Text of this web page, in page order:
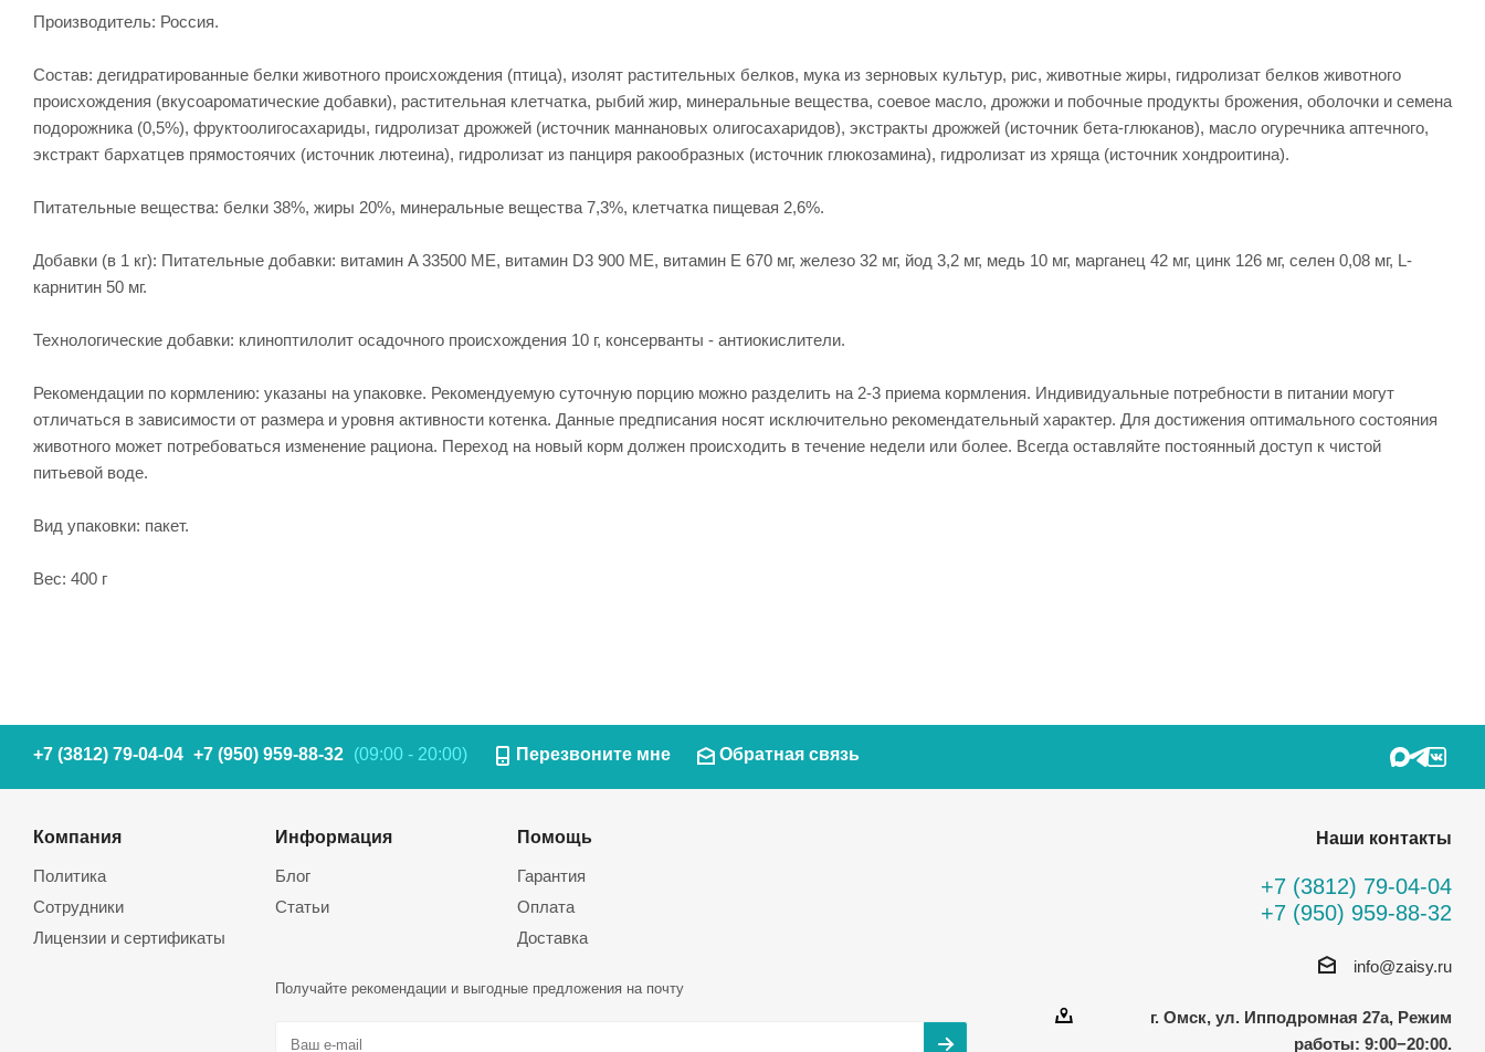
Производитель: Россия.
Состав: дегидратированные белки животного происхождения (птица), изолят растительных белков, мука из зерновых культур, рис, животные жиры, гидролизат белков животного
происхождения (вкусоароматические добавки), растительная клетчатка, рыбий жир, минеральные вещества, соевое масло, дрожжи и побочные продукты брожения, оболочки и семена
подорожника (0,5%), фруктоолигосахариды, гидролизат дрожжей (источник мaннановых олигосахаридов), экстракты дрожжей (источник бета-глюканов), масло огуречника аптечного,
экстракт бархатцев прямостоячих (источник лютеина), гидролизат из панциря ракообразных (источник глюкозамина), гидролизат из хряща (источник хондроитина).
Питательные вещества: белки 38%, жиры 20%, минеральные вещества 7,3%, клетчатка пищевая 2,6%.
Добавки (в 1 кг): Питательные добавки: витамин A 33500 ME, витамин D3 900 ME, витамин E 670 мг, железо 32 мг, йод 3,2 мг, медь 10 мг, марганец 42 мг, цинк 126 мг, сeлeн 0,08 мг, L-
карнитин 50 мг.
Технологические добавки: клиноптилолит осадочного происхождения 10 г, консерванты - антиокислители.
Рекомендации по кормлению: указаны на упаковке. Рекомендуемую суточную порцию можно разделить на 2-3 приема кормления. Индивидуальные потребности в питании могут
отличаться в зависимости от размера и уровня активности котенка. Данные предписания носят исключительно рекомендательный характер. Для достижения оптимального состояния
животного может потребоваться изменение рациона. Переход на новый корм должен происходить в течение недели или более. Всегда оставляйте постоянный доступ к чистой
питьевой воде.
Вид упаковки: пакет.
Вес: 400 г
+7 (3812) 79-04-04 +7 (950) 959-88-32 (09:00 - 20:00) Перезвоните мне Обратная связь
Компания
Политика
Сотрудники
Лицензии и сертификаты
Информация
Блог
Статьи
Помощь
Гарантия
Оплата
Доставка
Получайте рекомендации и выгодные предложения на почту
Наши контакты
+7 (3812) 79-04-04
+7 (950) 959-88-32
info@zaisy.ru
г. Омск, ул. Ипподромная 27а, Режим
работы: 9:00−20:00.